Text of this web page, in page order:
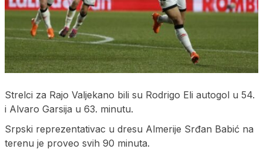
Strelci za Rajo Valjekano bili su Rodrigo Eli autogol u 54.
i Alvaro Garsija u 63. minutu.
Srpski reprezentativac u dresu Almerije Srđan Babić na
terenu je proveo svih 90 minuta.